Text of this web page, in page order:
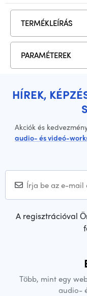
TERMÉKLEÍRÁS
PARAMÉTEREK
HÍREK,
Akciók és
audio- és videó-
A regisztrációval
Több, mint egy
audio-